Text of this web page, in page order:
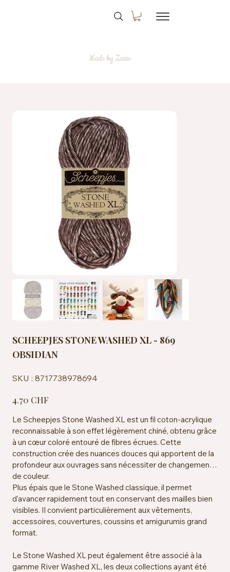
Made by Zazie
SCHEEPJES STONE WASHED XL - 869
OBSIDIAN
SKU : 8717738978694
8717738978694
4.70 CHF
Le Scheepjes Stone Washed XL est un fil coton-acrylique
reconnaissable à son effet légèrement chiné, obtenu grâce
à un cœur coloré entouré de fibres écrues. Cette
construction crée des nuances douces qui apportent de la
profondeur aux ouvrages sans nécessiter de changement
de couleur.
Plus épais que le Stone Washed classique, il permet
d'avancer rapidement tout en conservant des mailles bien
visibles. Il convient particulièrement aux vêtements,
accessoires, couvertures, coussins et amigurumis grand
format.
Le Stone Washed XL peut également être associé à la
gamme River Washed XL, les deux collections ayant été